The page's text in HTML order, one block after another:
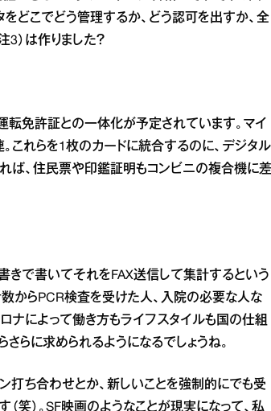
どこでどう管理するか、どう認可を出すか、全
3）は作りました？
転免許証との一体化が予定されています。マイ
これらを1枚のカードに統合するのに、デジタル
ば、住民票や印鑑証明もコンビニの複合機に差
きで書いてそれをFAX送信して集計するという
からPCR検査を受けた人、入院の必要な人な
ナによって働き方もライフスタイルも国の仕組
らに求められるようになるでしょうね。
打ち合わせとか、新しいことを強制的にでも受
笑）。SF映画のようなことが現実になって、私